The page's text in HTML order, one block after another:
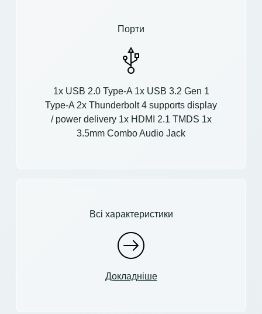
Порти
1x USB 2.0 Type-A 1x USB 3.2 Gen 1
Type-A 2x Thunderbolt 4 supports display
/ power delivery 1x HDMI 2.1 TMDS 1x
3.5mm Combo Audio Jack
Всі характеристики
Докладніше